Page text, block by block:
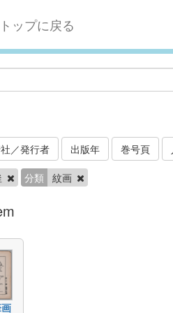
トップに戻る
／発行者 出版年 巻号頁
分類 紋画